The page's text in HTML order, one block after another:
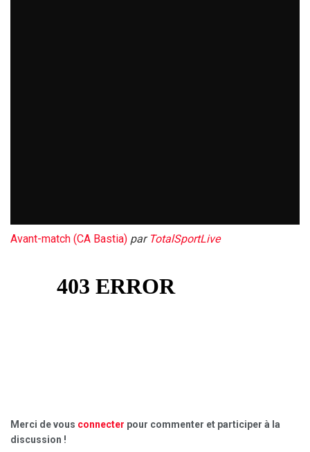
Avant-match (CA Bastia) par TotalSportLive
Merci de vous connecter pour commenter et participer à la
discussion !